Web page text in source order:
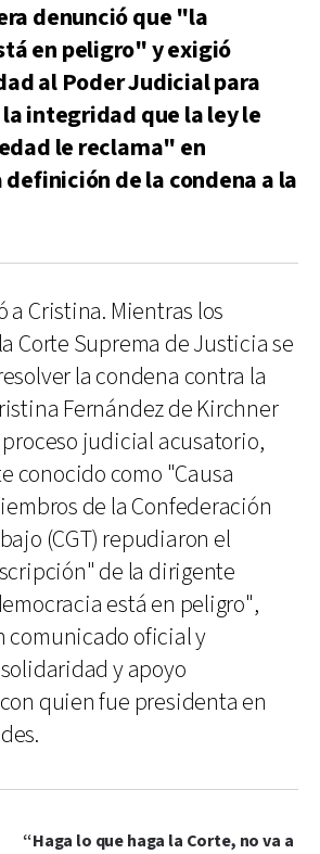
denunció que "la
en peligro" y exigió
al Poder Judicial para
integridad que la ley le
le reclama" en
de la condena a la
a Cristina. Mientras los
Corte Suprema de Justicia se
la condena contra la
Fernández de Kirchner
judicial acusatorio,
conocido como "Causa
de la Confederación
(CGT) repudiaron el
de la dirigente
está en peligro",
comunicado oficial y
y apoyo
quien fue presidenta en
“Haga lo que haga la Corte, no va a